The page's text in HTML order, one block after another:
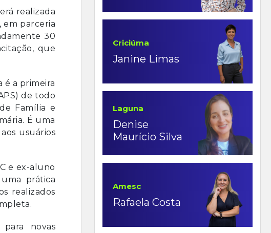
realizada
em parceria
30
que
é a primeira
de todo
Família e
É uma
usuários
e ex-aluno
prática
realizados
novas
Criciúma
Janine Limas
Laguna
Denise
Maurício Silva
Amesc
Rafaela Costa